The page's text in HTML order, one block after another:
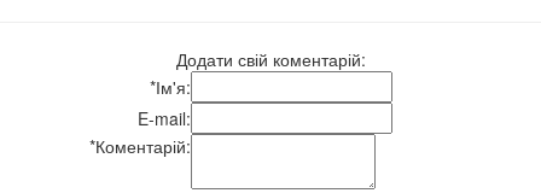
Додати свій коментарій:
*Ім'я:
E-mail:
*Коментарій: